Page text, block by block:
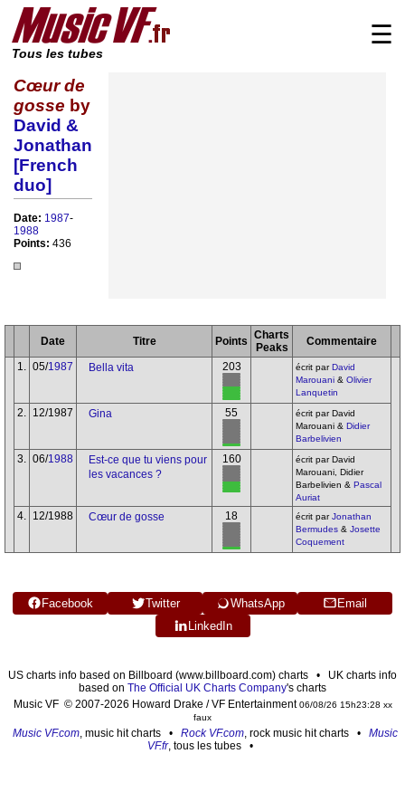
Tous les tubes
☰
Cœur de
gosse by
David &
Jonathan
[French
duo]
Date: 1987-
1988
Points: 436
Date Titre Points Charts
Peaks
Commentaire
1.
05/1987 Bella vita 203 écrit parDavid
Marouani & Olivier
Lanquetin
2. 12/1987 Gina 55
écrit par David
Marouani & Didier
Barbelivien
3. 06/1988
Est-ce que tu viens pour
les vacances ?
160
écrit par David
Marouani, Didier
Barbelivien & Pascal
Auriat
4. 12/1988 Cœur de gosse 18 écrit parJonathan
Bermudes & Josette
Coquement
Facebook Twitter WhatsApp
Email
LinkedIn
US charts info based on Billboard (www.billboard.com) charts • UK charts info
based on The Official UK Charts Company's charts
Music VF © 2007-2026 Howard Drake / VF Entertainment06/08/26 15h23:28 xx
faux
Music VF.com , music hit charts • Rock VF.com , rock music hit charts • Music
VF.fr, tous les tubes •